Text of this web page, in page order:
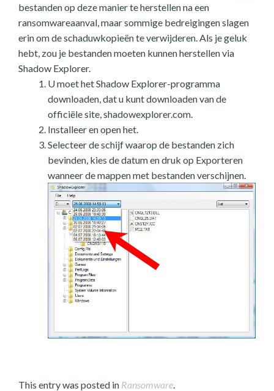
bestanden op deze manier te herstellen na een
ransomwareaanval, maar sommige bedreigingen slagen
erin om de schaduwkopieën te verwijderen. Als je geluk
hebt, zou je bestanden moeten kunnen herstellen via
Shadow Explorer.
U moet het Shadow Explorer-programma
downloaden, dat u kunt downloaden van de
officiële site, shadowexplorer.com.
Installeer en open het.
Selecteer de schijf waarop de bestanden zich
bevinden, kies de datum en druk op Exporteren
wanneer de mappen met bestanden verschijnen.
This entry was posted in Ransomware.